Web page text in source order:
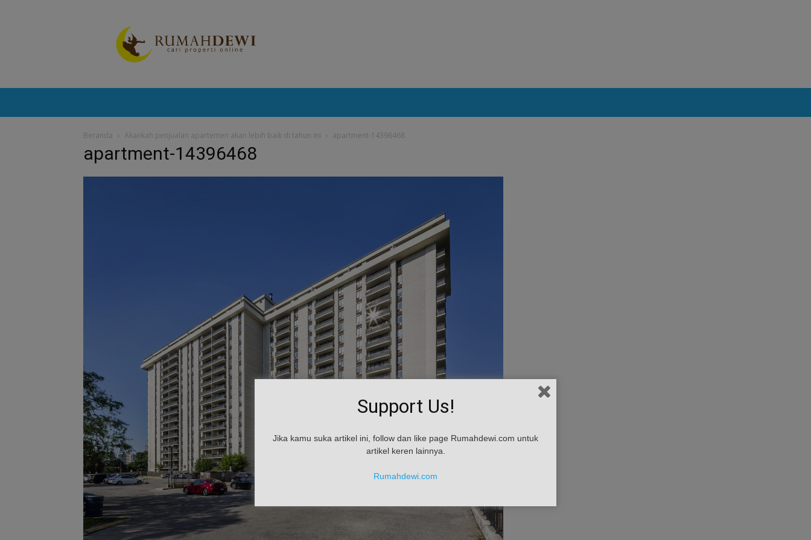
Berita
Properti
Terkini
Beranda Akankah penjualan apartemen akan lebih baik di tahun ini apartment-14396468
apartment-14396468
Support Us!
Jika kamu suka artikel ini, follow dan like page Rumahdewi.com untuk
artikel keren lainnya.
Rumahdewi.com